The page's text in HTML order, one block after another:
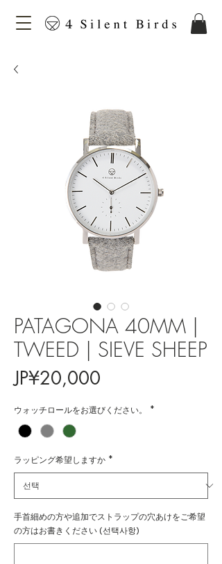
PATAGONA 40MM |
TWEED | SIEVE SHEEP
JP¥20,000
ウォッチロールをお選びください。 *
ラッピング希望しますか *
手首細めの方や追加でストラップの穴あけをご希望
の方はお書きください (선택사항)